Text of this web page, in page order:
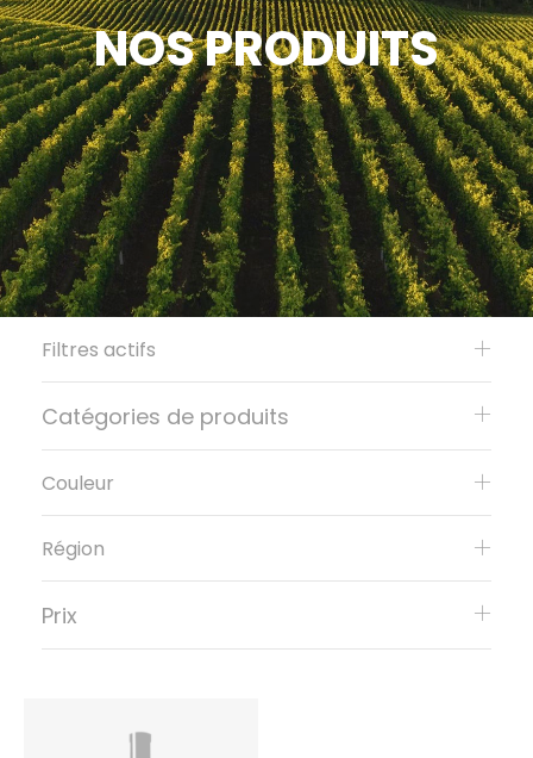
NOS PRODUITS
Filtres actifs
Catégories de produits
Couleur
Région
Prix